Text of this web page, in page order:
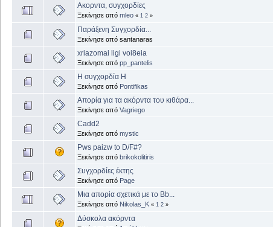
Ακορντα, συγχoρδίες
Ξεκίνησε από mleo « 1 2 »
Παράξενη Συγχορδία...
Ξεκίνησε από santanaras
xriazomai ligi voi8eia
Ξεκίνησε από pp_pantelis
Η συγχορδία H
Ξεκίνησε από Pontifikas
Απορία για τα ακόρντα του κιθάρα...
Ξεκίνησε από Vagriego
Cadd2
Ξεκίνησε από mystic
Pws paizw to D/F#?
Ξεκίνησε από brikokolitiris
Συγχορδίες έκτης
Ξεκίνησε από Page
Μια απορία σχετικά με το Bb...
Ξεκίνησε από Nikolas_K « 1 2 »
Δύσκολα ακόρντα